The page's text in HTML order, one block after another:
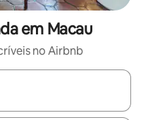
em Macau
no Airbnb
disponíveis, explore-os